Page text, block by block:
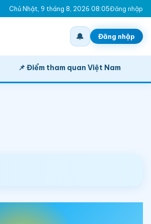
Chủ Nhật, 9 tháng 8, 2026 08:05Đăng nhập
🔔 Đăng nhập
📌 Điểm tham quan Việt Nam